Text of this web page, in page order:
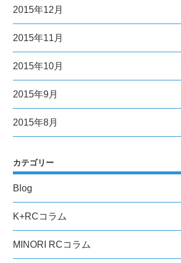
2015年12月
2015年11月
2015年10月
2015年9月
2015年8月
カテゴリー
Blog
K+RCコラム
MINORI RCコラム